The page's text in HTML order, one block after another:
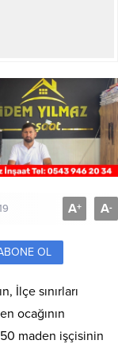
A+ A-
OL
İlçe sınırları
ocağının
maden işçisinin